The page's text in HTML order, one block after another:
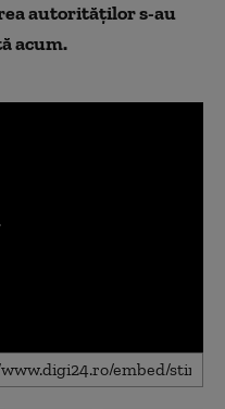
autorităților s-au
acum.